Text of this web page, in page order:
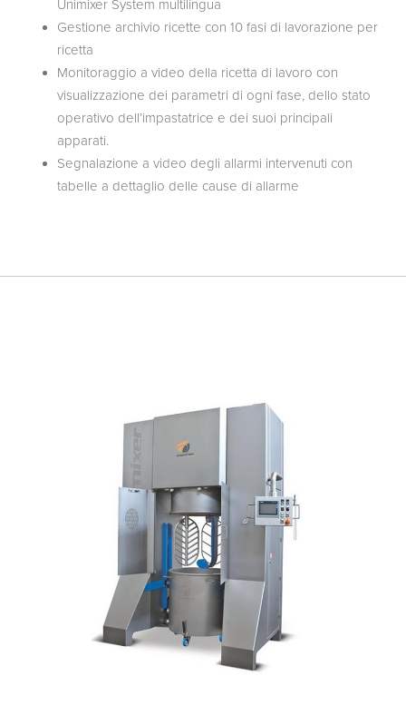
Unimixer System multilingua
Gestione archivio ricette con 10 fasi di lavorazione per
ricetta
Monitoraggio a video della ricetta di lavoro con
visualizzazione dei parametri di ogni fase, dello stato
operativo dell’impastatrice e dei suoi principali
apparati.
Segnalazione a video degli allarmi intervenuti con
tabelle a dettaglio delle cause di allarme